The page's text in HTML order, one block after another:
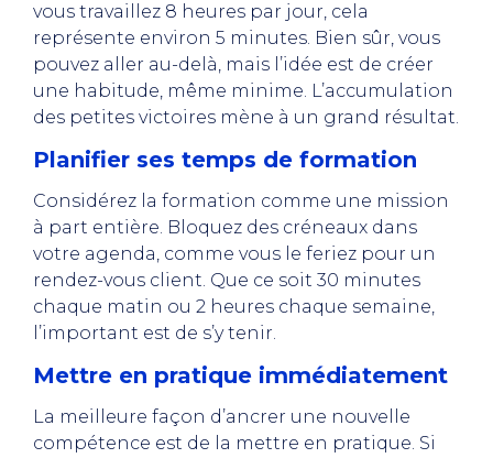
vous travaillez 8 heures par jour, cela
représente environ 5 minutes. Bien sûr, vous
pouvez aller au-delà, mais l’idée est de créer
une habitude, même minime. L’accumulation
des petites victoires mène à un grand résultat.
Planifier ses temps de formation
Considérez la formation comme une mission
à part entière. Bloquez des créneaux dans
votre agenda, comme vous le feriez pour un
rendez-vous client. Que ce soit 30 minutes
chaque matin ou 2 heures chaque semaine,
l’important est de s’y tenir.
Mettre en pratique immédiatement
La meilleure façon d’ancrer une nouvelle
compétence est de la mettre en pratique. Si